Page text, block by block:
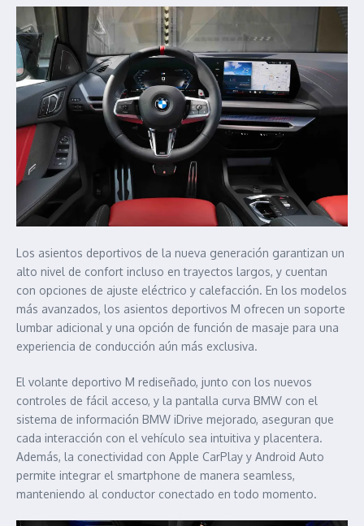
Los asientos deportivos de la nueva generación garantizan un
alto nivel de confort incluso en trayectos largos, y cuentan
con opciones de ajuste eléctrico y calefacción. En los modelos
más avanzados, los asientos deportivos M ofrecen un soporte
lumbar adicional y una opción de función de masaje para una
experiencia de conducción aún más exclusiva.
El volante deportivo M rediseñado, junto con los nuevos
controles de fácil acceso, y la pantalla curva BMW con el
sistema de información BMW iDrive mejorado, aseguran que
cada interacción con el vehículo sea intuitiva y placentera.
Además, la conectividad con Apple CarPlay y Android Auto
permite integrar el smartphone de manera seamless,
manteniendo al conductor conectado en todo momento.